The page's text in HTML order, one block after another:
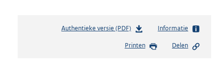
Authentieke versie (PDF)b
s
Informatie
Printen Delen